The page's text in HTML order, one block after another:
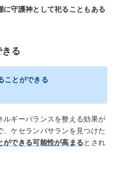
に守護神として祀ることもある
る
ことができる
ギーバランスを整える効果が
ケセランパサランを見つけた
ができる可能性が高まるとされ